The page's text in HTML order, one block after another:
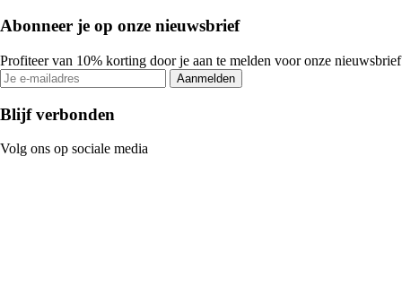
Abonneer je op onze nieuwsbrief
Profiteer van 10% korting door je aan te melden voor onze nieuwsbrief
Aanmelden
Blijf verbonden
Volg ons op sociale media